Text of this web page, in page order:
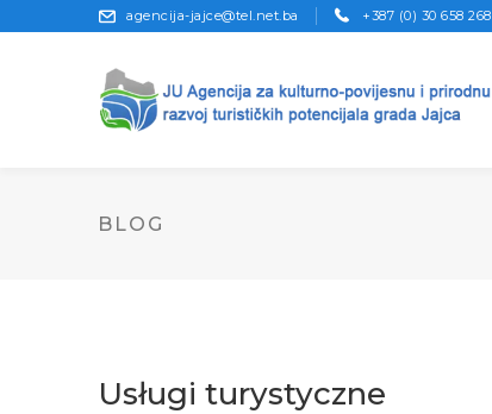
agencija-jajce@tel.net.ba +387 (0) 30 658 268
BLOG
Usługi turystyczne